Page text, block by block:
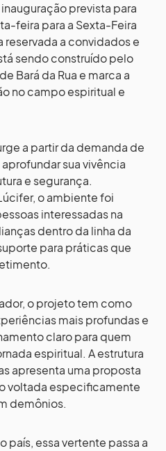
prevista para
feira para a Sexta-Feira
reservada a convidados e
sendo construído pelo
Bará da Rua e marca a
no campo espiritual e
a partir da demanda de
sua vivência
e segurança.
o ambiente foi
interessadas na
dentro da linha da
para práticas que
o projeto tem como
mais profundas e
claro para quem
espiritual. A estrutura
apresenta uma proposta
voltada especificamente
demônios.
país, essa vertente passa a